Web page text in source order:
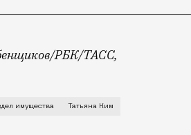
РБК/ТАСС,
имущества экс-супругов
имущества Татьяна Ким